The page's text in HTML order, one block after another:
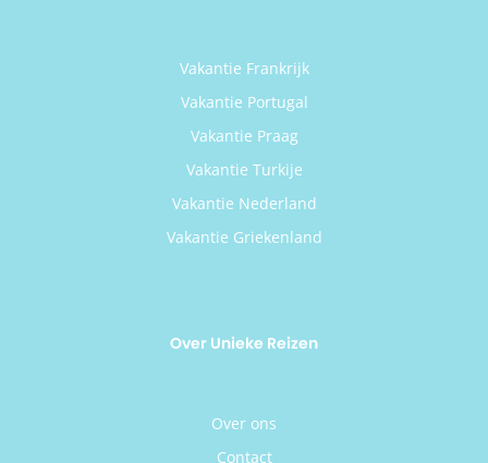
Vakantie Frankrijk
Vakantie Portugal
Vakantie Praag
Vakantie Turkije
Vakantie Nederland
Vakantie Griekenland
Over Unieke Reizen
Over ons
Contact